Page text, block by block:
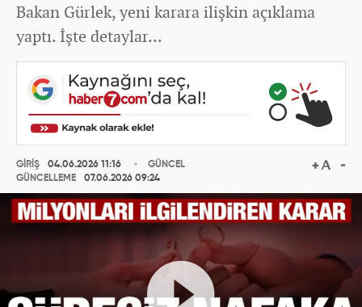
Bakan Gürlek, yeni karara ilişkin açıklama
yaptı. İşte detaylar...
GİRİŞ
04.06.2026 11:16
GÜNCELLEME
07.06.2026 09:24
GÜNCEL